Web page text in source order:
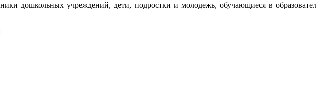
дошкольных учреждений, дети, подростки и молодежь, обучающиеся в